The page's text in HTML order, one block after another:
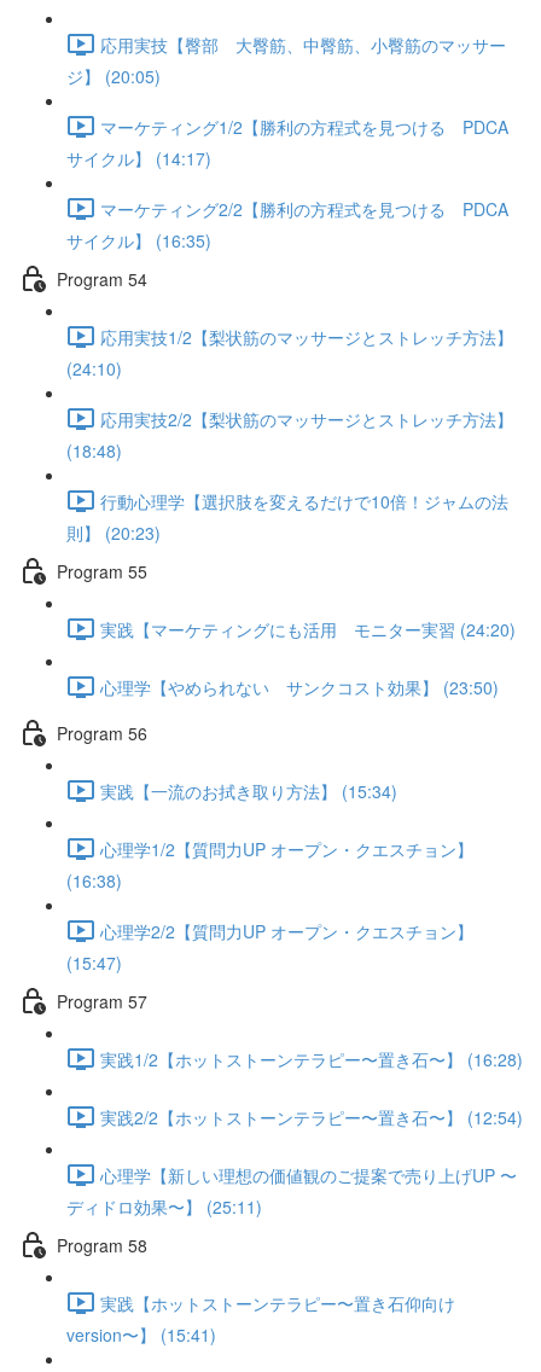
応用実技【臀部 大臀筋、中臀筋、小臀筋のマッサー
ジ】 (20:05)
マーケティング1/2【勝利の方程式を見つける PDCA
サイクル】 (14:17)
マーケティング2/2【勝利の方程式を見つける PDCA
サイクル】 (16:35)
Program 54
応用実技1/2【梨状筋のマッサージとストレッチ方法】
(24:10)
応用実技2/2【梨状筋のマッサージとストレッチ方法】
(18:48)
行動心理学【選択肢を変えるだけで10倍！ジャムの法
則】 (20:23)
Program 55
実践【マーケティングにも活用 モニター実習 (24:20)
心理学【やめられない サンクコスト効果】 (23:50)
Program 56
実践【一流のお拭き取り方法】 (15:34)
心理学1/2【質問力UP オープン・クエスチョン】
(16:38)
心理学2/2【質問力UP オープン・クエスチョン】
(15:47)
Program 57
実践1/2【ホットストーンテラピー〜置き石〜】 (16:28)
実践2/2【ホットストーンテラピー〜置き石〜】 (12:54)
心理学【新しい理想の価値観のご提案で売り上げUP 〜
ディドロ効果〜】 (25:11)
Program 58
実践【ホットストーンテラピー〜置き石仰向け
version〜】 (15:41)